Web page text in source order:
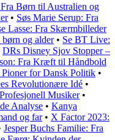
Børn til Australien og
• Søs Marie Serup: Fra
Lasse: Fra Skærmbilleder
og alder• Se BT Live:
DRs Disney Sjov Stopper –
Fra Kræft til Håndbold
for Dansk Politik •
Revolutionære Idé •
Musiker•
Analyse • Kanya
og far• X Factor 2023:
Jesper Buchs Familie: Fra